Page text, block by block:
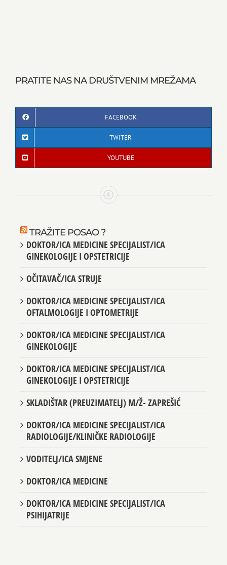
PRATITE NAS NA DRUŠTVENIM MREŽAMA
FACEBOOK
TWITER
YOUTUBE
TRAŽITE POSAO ?
DOKTOR/ICA MEDICINE SPECIJALIST/ICA
GINEKOLOGIJE I OPSTETRICIJE
OČITAVAČ/ICA STRUJE
DOKTOR/ICA MEDICINE SPECIJALIST/ICA
OFTALMOLOGIJE I OPTOMETRIJE
DOKTOR/ICA MEDICINE SPECIJALIST/ICA
GINEKOLOGIJE
DOKTOR/ICA MEDICINE SPECIJALIST/ICA
GINEKOLOGIJE I OPSTETRICIJE
SKLADIŠTAR (PREUZIMATELJ) M/Ž- ZAPREŠIĆ
DOKTOR/ICA MEDICINE SPECIJALIST/ICA
RADIOLOGIJE/KLINIČKE RADIOLOGIJE
VODITELJ/ICA SMJENE
DOKTOR/ICA MEDICINE
DOKTOR/ICA MEDICINE SPECIJALIST/ICA
PSIHIJATRIJE